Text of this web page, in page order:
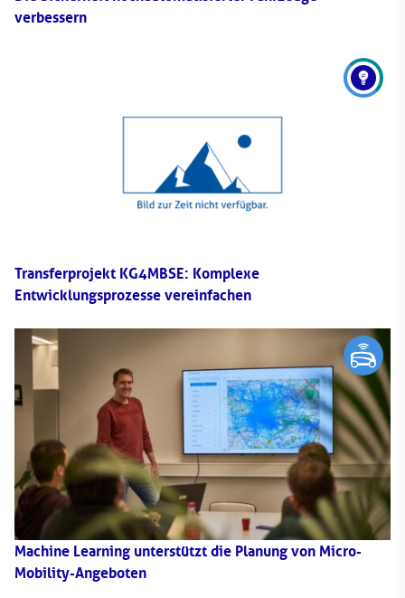
verbessern
Transferprojekt KG4MBSE: Komplexe
Entwicklungsprozesse vereinfachen
Machine Learning unterstützt die Planung von Micro-
Mobility-Angeboten